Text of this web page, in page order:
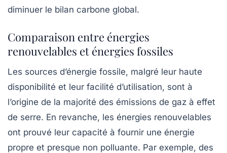
diminuer le bilan carbone global.
Comparaison entre énergies
renouvelables et énergies fossiles
Les sources d’énergie fossile, malgré leur haute
disponibilité et leur facilité d’utilisation, sont à
l’origine de la majorité des émissions de gaz à effet
de serre. En revanche, les énergies renouvelables
ont prouvé leur capacité à fournir une énergie
propre et presque non polluante. Par exemple, des